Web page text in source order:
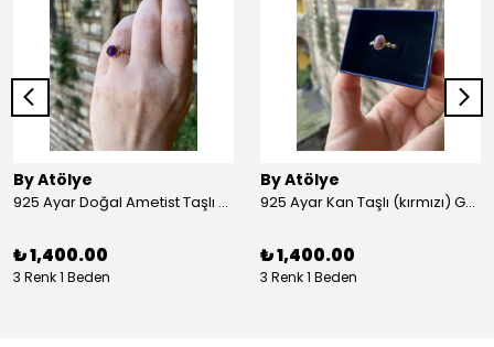
By Atölye
925 Ayar Doğal Ametist Taşlı Yuvarlak Gümüş Yüzük
₺ 1,400.00
3 Renk 1 Beden
By Atölye
925 Ayar Kan Taşlı (kırmızı) Gümüş Yüzük
₺ 1,400.00
3 Renk 1 Beden